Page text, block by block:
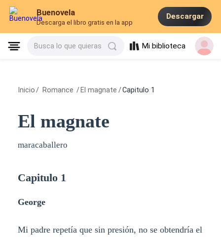
Buenovela
Descarga el libro gratis en la app
Descargar
Busca lo que quieras Mi biblioteca
Inicio / Romance / El magnate /Capitulo 1
El magnate
maracaballero
Capitulo 1
George
Mi padre repetía que sin presión, no se obtendría el